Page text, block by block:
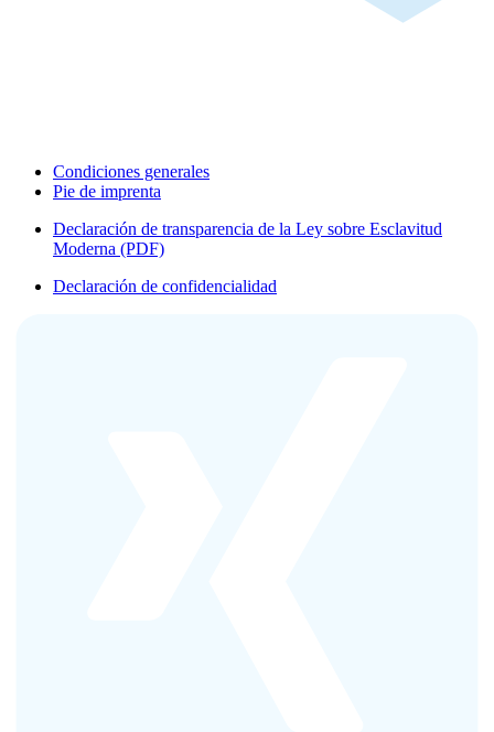
Condiciones generales
Pie de imprenta
Declaración de transparencia de la Ley sobre Esclavitud
Moderna (PDF)
Declaración de confidencialidad